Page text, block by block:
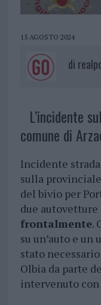
15 AGOSTO 2024
di
L’incidente
comune di
Incidente
sulla
del bivio per
due autovetture
frontalmente.
su un’auto e
stato
Olbia da parte
intervenuto con